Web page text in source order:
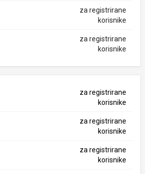
za registrirane
korisnike
za registrirane
korisnike
za registrirane
korisnike
za registrirane
korisnike
za registrirane
korisnike